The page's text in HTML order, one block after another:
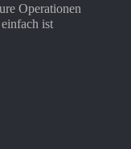
Operationen
ist